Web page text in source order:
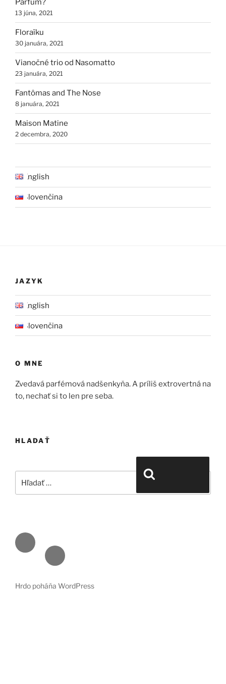
Parfum?
13 júna, 2021
Floraïku
30 januára, 2021
Vianočné trio od Nasomatto
23 januára, 2021
Fantômas and The Nose
8 januára, 2021
Maison Matine
2 decembra, 2020
English
Slovenčina
JAZYK
English
Slovenčina
O MNE
Zvedavá parfémová nadšenkyňa. A príliš extrovertná na
to, nechať si to len pre seba.
HLADAŤ
Face
book
Emai
l
Hrdo poháňa WordPress